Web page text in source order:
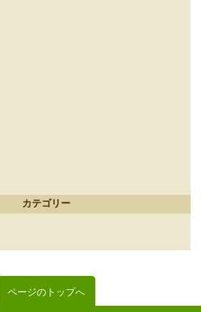
カテゴリー
ページのトップへ